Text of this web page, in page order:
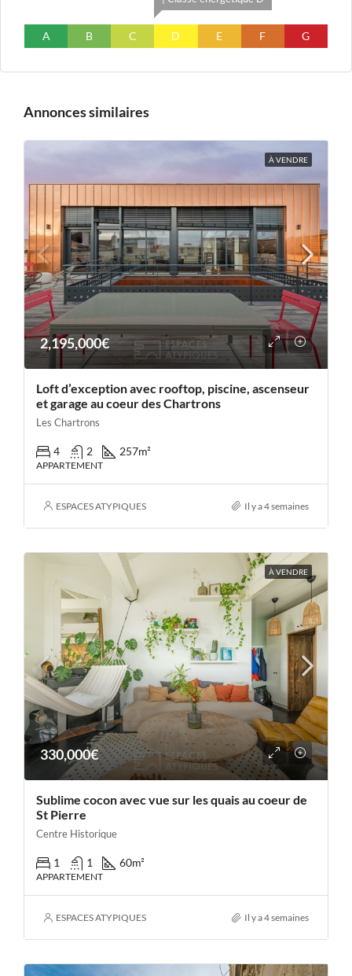
A B C D E F G
Annonces similaires
À VENDRE
2,195,000€
Loft d’exception avec rooftop, piscine, ascenseur
et garage au coeur des Chartrons
Les Chartrons
4 2 257m²
APPARTEMENT
ESPACES ATYPIQUES Il y a 4 semaines
À VENDRE
330,000€
Sublime cocon avec vue sur les quais au coeur de
St Pierre
Centre Historique
1 1 60m²
APPARTEMENT
ESPACES ATYPIQUES Il y a 4 semaines